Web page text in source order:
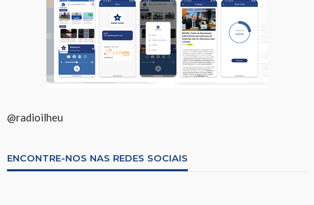
@radioilheu
ENCONTRE-NOS NAS REDES SOCIAIS